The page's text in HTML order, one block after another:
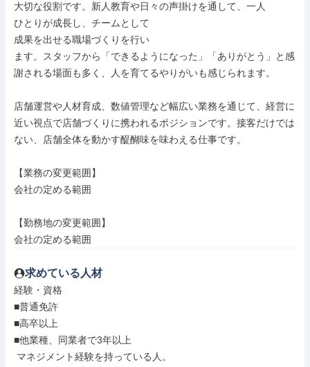
大切な役割です。新人教育や日々の声掛けを通して、一人
ひとりが成長し、チームとして
成果を出せる職場づくりを行い
ます。スタッフから「できるようになった」「ありがとう」と感
謝される場面も多く、人を育てるやりがいも感じられます。
店舗運営や人材育成、数値管理など幅広い業務を通じて、経営に
近い視点で店舗づくりに携われるポジションです。接客だけでは
ない、店舗全体を動かす醍醐味を味わえる仕事です。
【業務の変更範囲】
会社の定める範囲
【勤務地の変更範囲】
会社の定める範囲
求めている人材
経験・資格
■普通免許
■高卒以上
■他業種、同業者で3年以上